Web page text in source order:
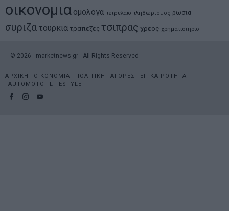
οικονομια ομολογα πετρελαιο πληθωρισμος ρωσια
συριζα τουρκια τραπεζες τσιπρας χρεος χρηματιστηριο
© 2026 - marketnews.gr - All Rights Reserved
ΑΡΧΙΚΗ ΟΙΚΟΝΟΜΙΑ ΠΟΛΙΤΙΚΗ ΑΓΟΡΕΣ
ΕΠΙΚΑΙΡΟΤΗΤΑ
AUTOMOTO
LIFESTYLE